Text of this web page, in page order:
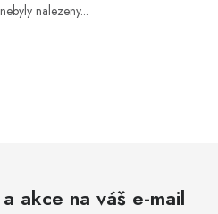
nebyly nalezeny...
akce na váš e-mail